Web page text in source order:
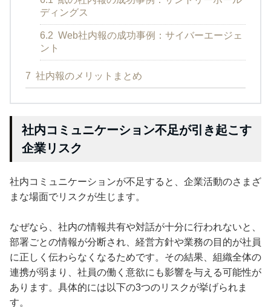
ディングス
6.2 Web社内報の成功事例：サイバーエージェ
ント
7 社内報のメリットまとめ
社内コミュニケーション不足が引き起こす
企業リスク
社内コミュニケーションが不足すると、企業活動のさまざ
まな場面でリスクが生じます。
なぜなら、社内の情報共有や対話が十分に行われないと、
部署ごとの情報が分断され、経営方針や業務の目的が社員
に正しく伝わらなくなるためです。その結果、組織全体の
連携が弱まり、社員の働く意欲にも影響を与える可能性が
あります。具体的には以下の3つのリスクが挙げられま
す。